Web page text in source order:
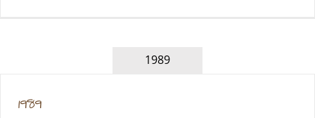
1989
1989